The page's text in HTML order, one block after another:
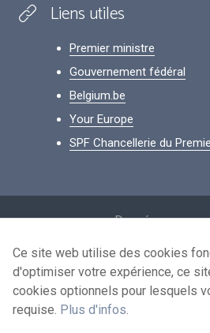
Liens utiles
Premier ministre
Gouvernement fédéral
Belgium.be
Your Europe
SPF Chancellerie du
Données
Conditions de
Contactez-
Ce site web utilise des cookies
d'optimiser votre expérience, ce
cookies optionnels pour lesquels
requise. Plus d'infos.